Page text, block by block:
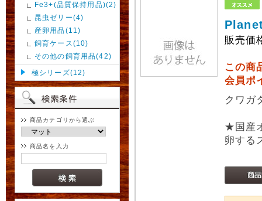
Fe3+(品質保持用品)(2)
昆虫ゼリー(4)
産卵用品(11)
飼育ケース(10)
その他の飼育用品(42)
極シリーズ(12)
商品カテゴリから選ぶ
商品名を入力
販売価
この商
会員ポ
クワガ
★国産
卵する